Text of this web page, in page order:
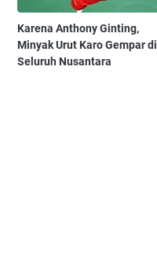
Karena Anthony Ginting,
Minyak Urut Karo Gempar di
Seluruh Nusantara